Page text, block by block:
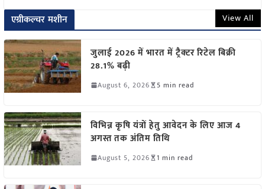
एग्रीकल्चर मशीन View All
जुलाई 2026 में भारत में ट्रैक्टर रिटेल बिक्री
28.1% बढ़ी
August 6, 2026 5 min read
विभिन्न कृषि यंत्रों हेतु आवेदन के लिए आज 4
अगस्त तक अंतिम तिथि
August 5, 2026 1 min read